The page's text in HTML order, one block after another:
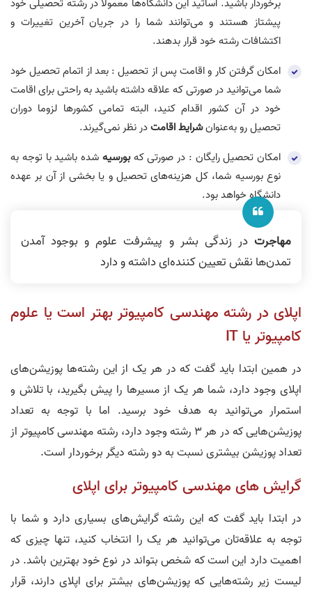
برخوردار باشید. اساتید این دانشگاه‌ها معمولاً در رشته تحصیلی خود
پیشتاز هستند و می‌توانند شما را در جریان آخرین تغییرات و
اکتشافات رشته خود قرار بدهند.
امکان گرفتن کار و اقامت پس از تحصیل : بعد از اتمام تحصیل خود
شما می‌توانید در صورتی که علاقه داشته باشید به راحتی برای اقامت
خود در آن کشور اقدام کنید، البته تمامی کشورها لزوما دوران
تحصیل رو به‌عنوانشرایط اقامتدر نظر نمی‌گیرند.
امکان تحصیل رایگان : در صورتی کهبورسیه شده باشید با توجه به
نوع بورسیه شما، کل هزینه‌های تحصیل و یا بخشی از آن بر عهده
دانشگاه خواهد بود.
مهاجرت در زندگی بشر و پیشرفت علوم و بوجود آمدن
تمدن‌ها نقش تعیین کننده‌ای داشته و دارد
اپلای در رشته مهندسی کامپیوتر بهتر است یا علوم
کامپیوتر یا IT
در همین ابتدا باید گفت که در هر یک از این رشته‌ها پوزیشن‌های
اپلای وجود دارد، شما هر یک از مسیر‌ها را پیش بگیرید، با تلاش و
استمرار می‌توانید به هدف خود برسید. اما با توجه به تعداد
پوزیشن‌هایی که در هر ۳ رشته وجود دارد، رشته مهندسی کامپیوتر از
تعداد پوزیشن بیشتری نسبت به دو رشته دیگر برخوردار است.
گرایش های مهندسی کامپیوتر برای اپلای
در ابتدا باید گفت که این رشته گرایش‌های بسیاری دارد و شما با
توجه به علاقه‌تان می‌توانید هر یک را انتخاب کنید، تنها چیزی که
اهمیت دارد این است که شخص بتواند در نوع خود بهترین باشد. در
لیست زیر رشته‌هایی که پوزیشن‌های بیشتر برای اپلای دارند، قرار